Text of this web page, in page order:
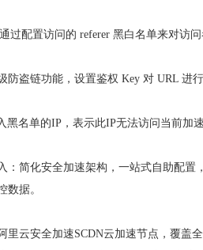
过配置访问的 referer 黑白名单来对访
防盗链功能，设置鉴权 Key 对 URL 进
黑名单的IP，表示此IP无法访问当前加
：简化安全加速架构，一站式自助配
数据。
里云安全加速SCDN云加速节点，覆盖